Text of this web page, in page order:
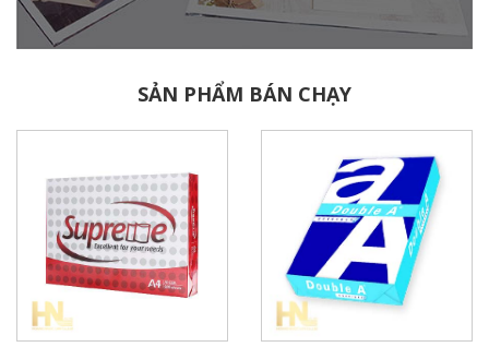
SẢN PHẨM BÁN CHẠY